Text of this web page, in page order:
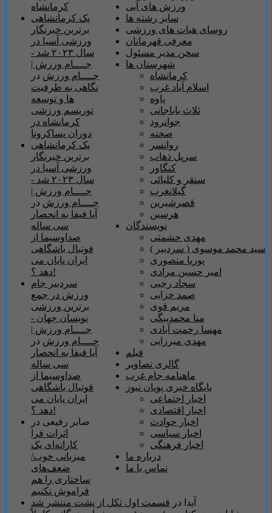
ورزش های آبی
سایر رشته ها
روسای هیات های ورزشی
معرفی قهرمانان
سخن مدیر مسئول
شهرستان ها
کرمانشاه
اسلام آباد غرب
پاوه
ثلاث باباجانی
جوانرود
صحنه
روانسر
سرپل ذهاب
کنگاور
سنقر و کلیائی
گیلانغرب
قصرشیرین
هرسین
نویسندگان
مهدی حشمتی
سید محمد موسوی ( سردبیر )
پوریا منصوری
امیر حسین مرادی
سجاد رجبی
صمد خزایی
مریم قوی
منا محمدبیگی
مهسا رحمت آبادی
مهدی میرزایی
فیلم
گالری تصاویر
ماهنامه جام غرب
پایگاه خبری پویان نیوز
اخبار اجتماعی
اخبار اقتصادی
اخبار حوادث
اخبار سیاسی
اخبار فرهنگی
درباره ما
تماس با ما
کرمانشاه
یک کرمانشاهی
برترین خبرنگار
ورزشی آسیا در
سال ۲۰۲۳ شد -
جــــام ورزش |
جــــام ورزش در
نگاهی به ظرفیت
ها و توسعه
توریسم ورزشی
کرمانشاه در
دوران پساکرونا
یک کرمانشاهی
برترین خبرنگار
ورزشی آسیا در
سال ۲۰۲۳ شد -
جــــام ورزش |
جــــام ورزش در
آیا فیفا به انحصار
سی ساله
صداوسیما از
فوتبال باشگاهی
ایران پایان می
دهد ؟!
سردبیر جام
ورزش در جمع
برترین ورزشی
نویسان جهان -
جــــام ورزش |
جــــام ورزش در
آیا فیفا به انحصار
سی ساله
صداوسیما از
فوتبال باشگاهی
ایران پایان می
دهد ؟!
صابر رفیعی در
اثرات فرا
کاراته‌ای یک
میزبانی خوب/
ضعف‌های‌
ساختاری را هم
فراموش نکنیم
آیدا در قسمت اول تکل از پشت منتشر شد